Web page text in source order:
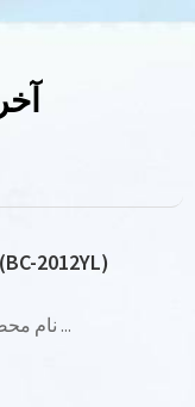
نمونه‌بردار خودکار آب خودرو (BC-2012YL)
نام محصول: نمونه بردار اتوماتیک آب ...